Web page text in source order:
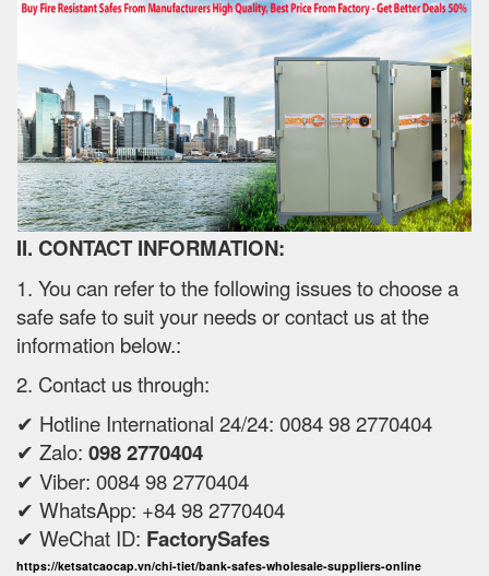
II. CONTACT INFORMATION:
1. You can refer to the following issues to choose a
safe safe to suit your needs or contact us at the
information below.:
2. Contact us through:
✔ Hotline International 24/24: 0084 98 2770404
✔ Zalo: 098 2770404
✔ Viber: 0084 98 2770404
✔ WhatsApp: +84 98 2770404
✔ WeChat ID: FactorySafes
https://ketsatcaocap.vn/chi-tiet/bank-safes-wholesale-suppliers-online